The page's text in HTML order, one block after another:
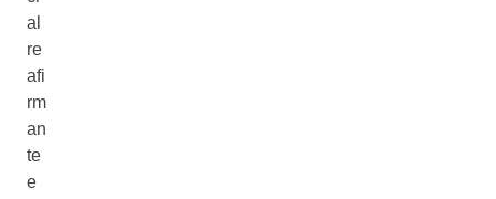
al
re
afi
rm
an
te
e